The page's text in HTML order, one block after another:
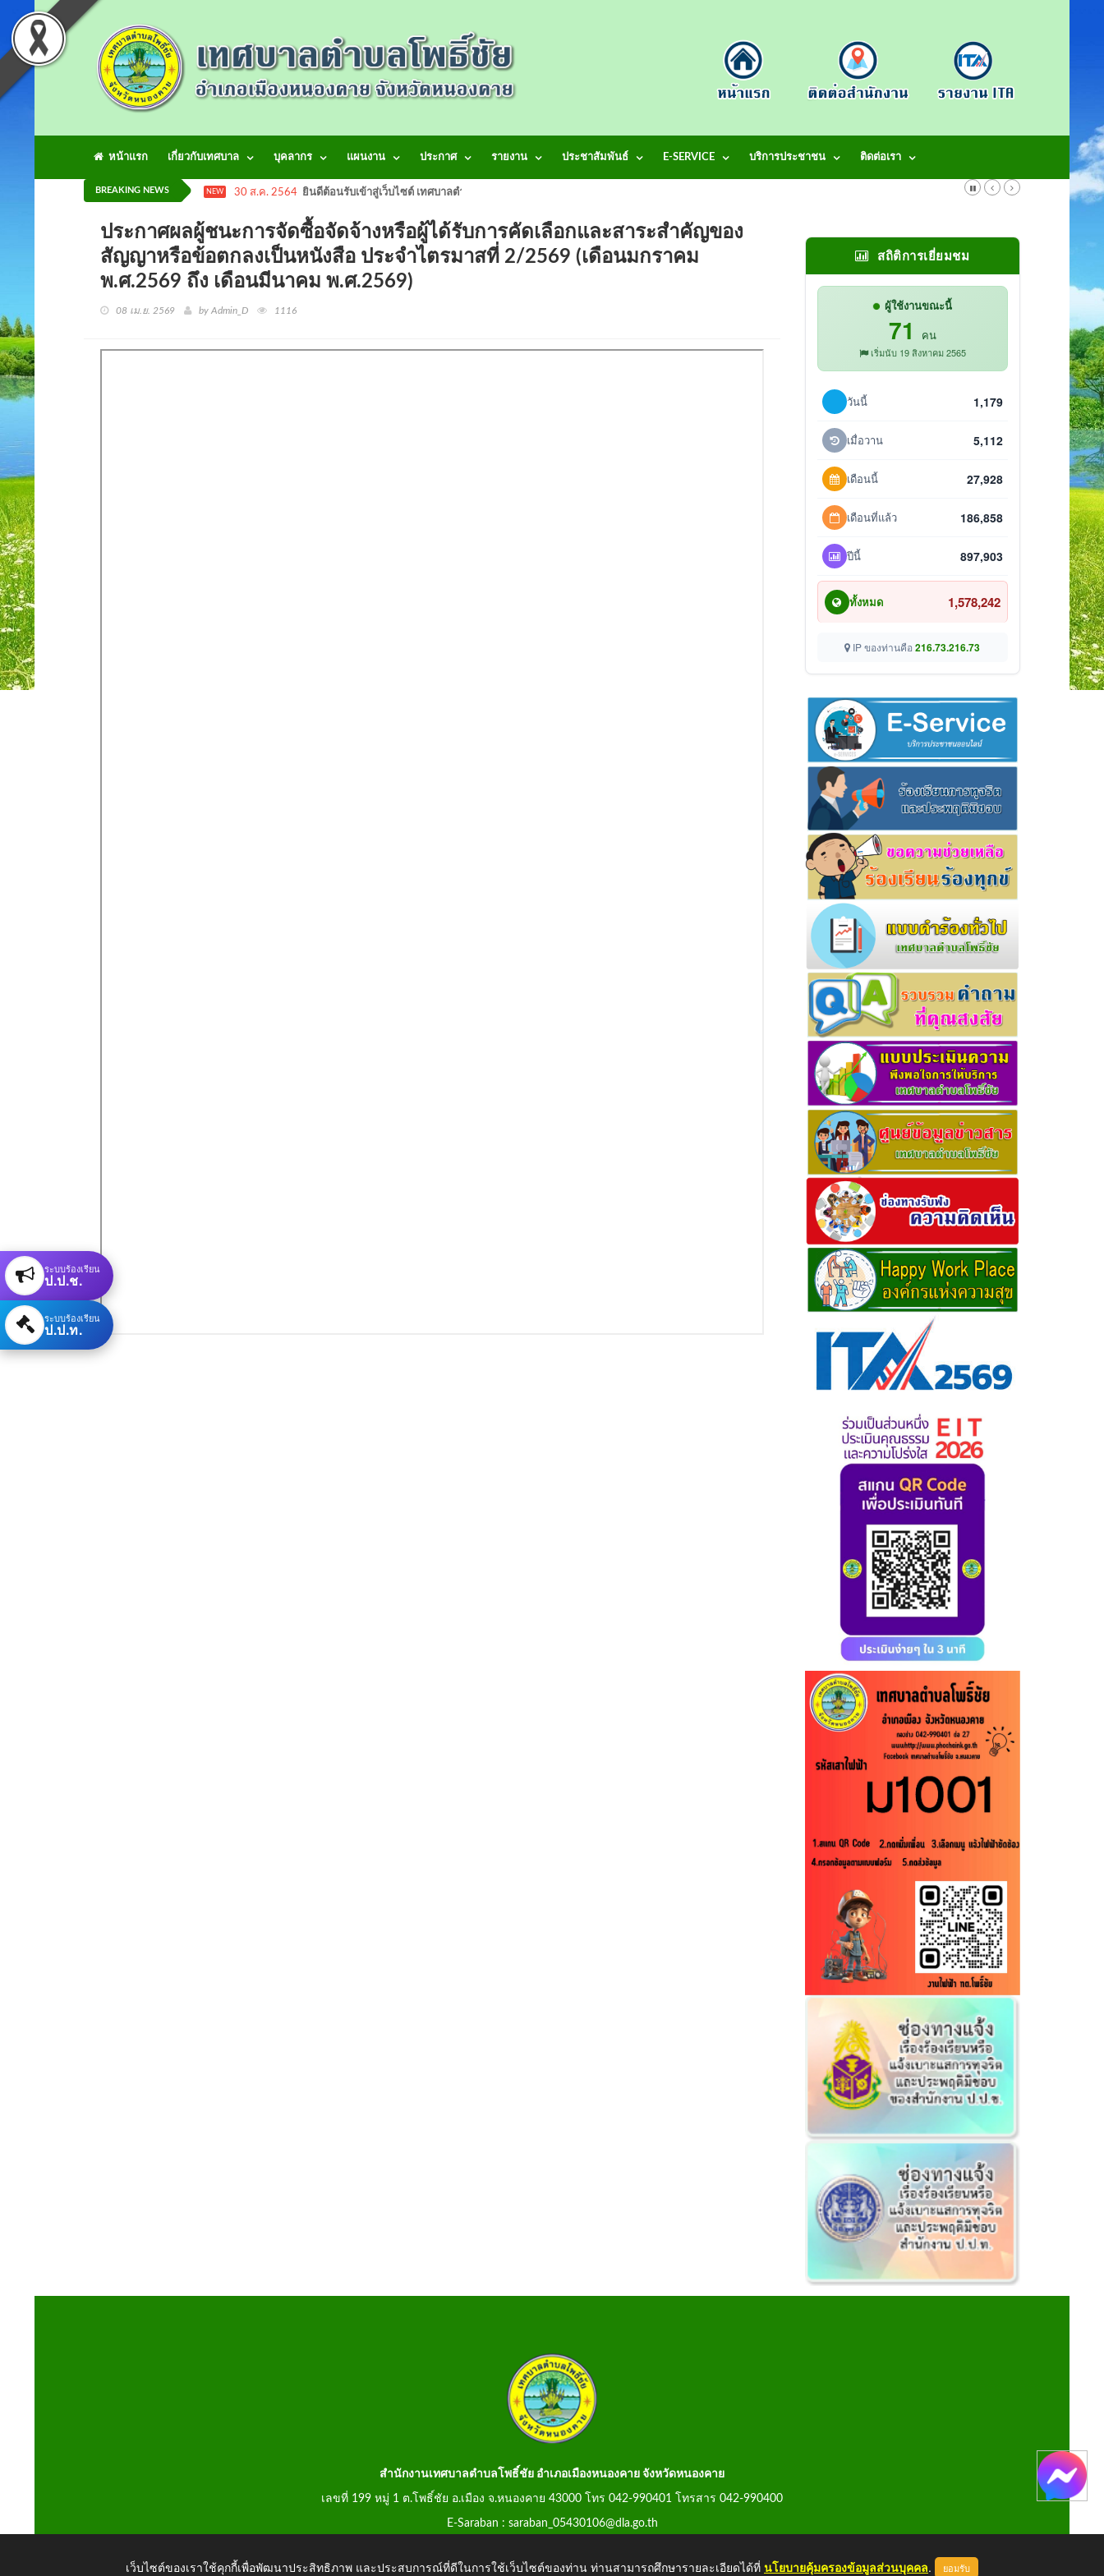
หน้าแรก เกี่ยวกับเทศบาล บุคลากร แผนงาน ประกาศ รายงาน ประชาสัมพันธ์ E-SERVICE บริการประชาชน ติดต่อเรา
BREAKING NEWS NEW 30 ส.ค. 2564 ยินดีต้อนรับเข้าสู่เว็บไซต์ เทศบาลตำบลโพธิ์ชัย
ประกาศผลผู้ชนะการจัดซื้อจัดจ้างหรือผู้ได้รับการคัดเลือกและสาระสำคัญของ
สัญญาหรือข้อตกลงเป็นหนังสือ ประจำไตรมาสที่ 2/2569 (เดือนมกราคม
พ.ศ.2569 ถึง เดือนมีนาคม พ.ศ.2569)
08 เม.ย. 2569 by Admin_D 1116
สถิติการเยี่ยมชม
ผู้ใช้งานขณะนี้
71 คน
เริ่มนับ 19 สิงหาคม 2565
วันนี้ 1,179
เมื่อวาน 5,112
เดือนนี้ 27,928
เดือนที่แล้ว 186,858
ปีนี้ 897,903
ทั้งหมด 1,578,242
IP ของท่านคือ216.73.216.73
สำนักงานเทศบาลตำบลโพธิ์ชัย อำเภอเมืองหนองคาย จังหวัดหนองคาย
เลขที่ 199 หมู่ 1 ต.โพธิ์ชัย อ.เมือง จ.หนองคาย 43000 โทร 042-990401 โทรสาร 042-990400
E-Saraban : saraban_05430106@dla.go.th
ระบบร้องเรียน
ป.ป.ช.
ระบบร้องเรียน
ป.ป.ท.
เว็บไซต์ของเราใช้คุกกี้เพื่อพัฒนาประสิทธิภาพ และประสบการณ์ที่ดีในการใช้เว็บไซต์ของท่าน ท่านสามารถศึกษารายละเอียดได้ที่ นโยบายคุ้มครองข้อมูลส่วนบุคคล. ยอมรับ